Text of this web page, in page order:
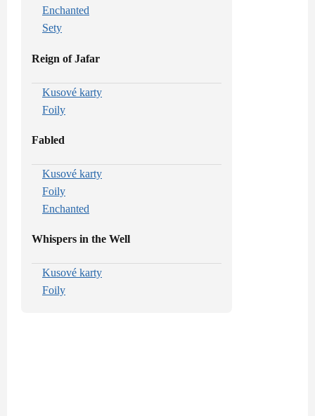
Enchanted
Sety
Reign of Jafar
Kusové karty
Foily
Fabled
Kusové karty
Foily
Enchanted
Whispers in the Well
Kusové karty
Foily